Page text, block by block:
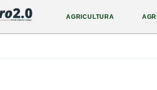
AGRICULTURA